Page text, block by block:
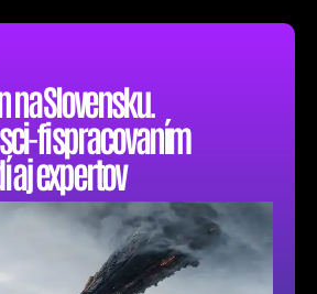
na Slovensku.
fi spracovaním
expertov